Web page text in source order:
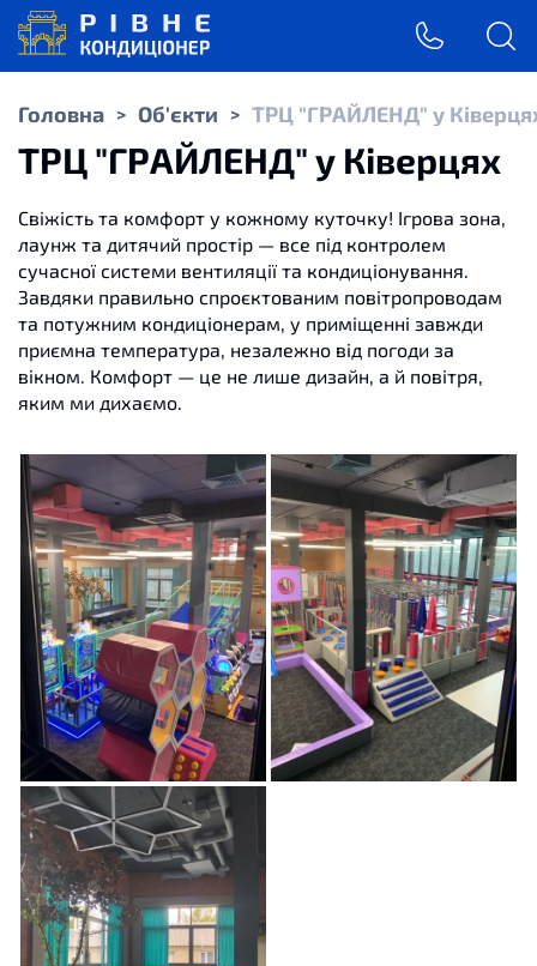
Головна > Об'єкти > ТРЦ "ГРАЙЛЕНД" у
ТРЦ "ГРАЙЛЕНД" у Ківерцях
Свіжість та комфорт у кожному куточку! Ігрова зона,
лаунж та дитячий простір — все під контролем
сучасної системи вентиляції та кондиціонування.
Завдяки правильно спроєктованим повітропроводам
та потужним кондиціонерам, у приміщенні завжди
приємна температура, незалежно від погоди за
вікном. Комфорт — це не лише дизайн, а й повітря,
яким ми дихаємо.